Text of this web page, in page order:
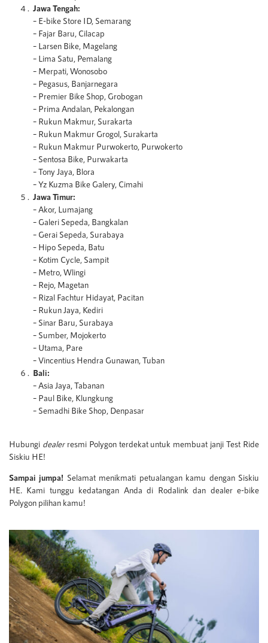
Jawa Tengah:
– E-bike Store ID, Semarang
– Fajar Baru, Cilacap
– Larsen Bike, Magelang
– Lima Satu, Pemalang
– Merpati, Wonosobo
– Pegasus, Banjarnegara
– Premier Bike Shop, Grobogan
– Prima Andalan, Pekalongan
– Rukun Makmur, Surakarta
– Rukun Makmur Grogol, Surakarta
– Rukun Makmur Purwokerto, Purwokerto
– Sentosa Bike, Purwakarta
– Tony Jaya, Blora
– Yz Kuzma Bike Galery, Cimahi
Jawa Timur:
– Akor, Lumajang
– Galeri Sepeda, Bangkalan
– Gerai Sepeda, Surabaya
– Hipo Sepeda, Batu
– Kotim Cycle, Sampit
– Metro, Wlingi
– Rejo, Magetan
– Rizal Fachtur Hidayat, Pacitan
– Rukun Jaya, Kediri
– Sinar Baru, Surabaya
– Sumber, Mojokerto
– Utama, Pare
– Vincentius Hendra Gunawan, Tuban
Bali:
– Asia Jaya, Tabanan
– Paul Bike, Klungkung
– Semadhi Bike Shop, Denpasar
Hubungi dealerresmi Polygon terdekat untuk membuat janji Test Ride
Siskiu HE!
Sampai jumpa! Selamat menikmati petualangan kamu dengan Siskiu
HE. Kami tunggu kedatangan Anda di Rodalink dan dealer e-bike
Polygon pilihan kamu!